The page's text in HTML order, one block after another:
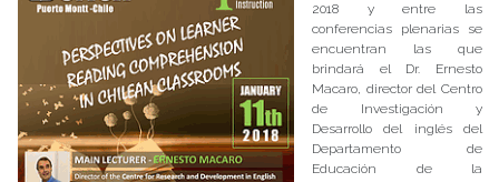
2018 y entre las
conferencias plenarias se
encuentran las que
brindará el Dr. Ernesto
Macaro, director del Centro
de Investigación y
Desarrollo del inglés del
Departamento de
Educación de la